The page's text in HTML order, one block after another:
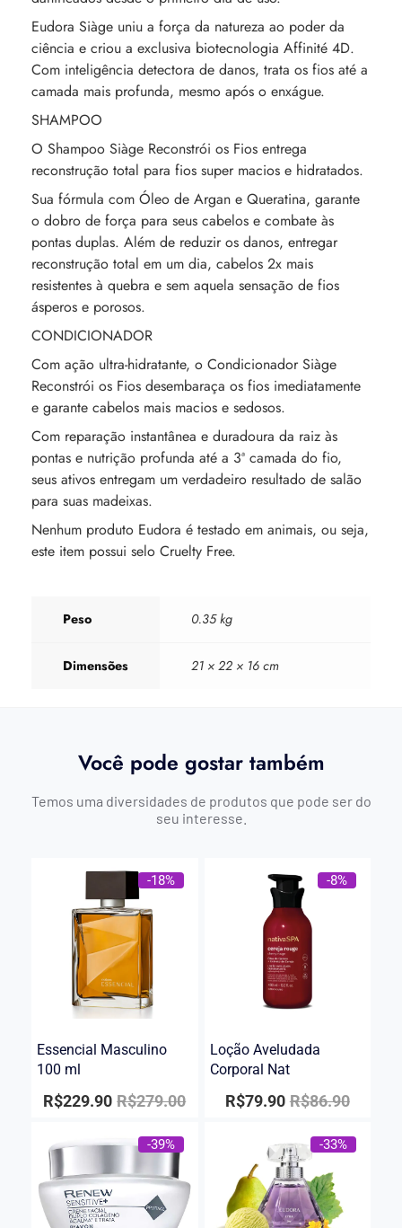
Eudora Siàge uniu a força da natureza ao poder da
ciência e criou a exclusiva biotecnologia Affinité 4D.
Com inteligência detectora de danos, trata os fios até a
camada mais profunda, mesmo após o enxágue.
SHAMPOO
O Shampoo Siàge Reconstrói os Fios entrega
reconstrução total para fios super macios e hidratados.
Sua fórmula com Óleo de Argan e Queratina, garante
o dobro de força para seus cabelos e combate às
pontas duplas. Além de reduzir os danos, entregar
reconstrução total em um dia, cabelos 2x mais
resistentes à quebra e sem aquela sensação de fios
ásperos e porosos.
CONDICIONADOR
Com ação ultra-hidratante, o Condicionador Siàge
Reconstrói os Fios desembaraça os fios imediatamente
e garante cabelos mais macios e sedosos.
Com reparação instantânea e duradoura da raiz às
pontas e nutrição profunda até a 3ª camada do fio,
seus ativos entregam um verdadeiro resultado de salão
para suas madeixas.
Nenhum produto Eudora é testado em animais, ou seja,
este item possui selo Cruelty Free.
Peso 0.35 kg
Dimensões 21 × 22 × 16 cm
Você pode gostar também
Temos uma diversidades de produtos que pode ser do
seu interesse.
-18%
Essencial Masculino
100 ml
R$279.00
R$229.90
-8%
Loção Aveludada
Corporal Nat
R$86.90
R$79.90
-39% -33%